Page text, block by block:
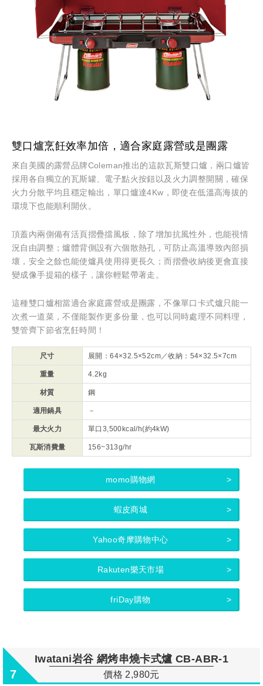
雙口爐烹飪效率加倍，適合家庭露營或是團露
來自美國的露營品牌Coleman推出的這款瓦斯雙口爐，兩口爐皆
採用各自獨立的瓦斯罐、電子點火按鈕以及火力調整開關，確保
火力分散平均且穩定輸出，單口爐達4Kw，即使在低溫高海拔的
環境下也能順利開伙。
頂蓋內兩側備有活頁摺疊擋風板，除了增加抗風性外，也能視情
況自由調整；爐體背側設有六個散熱孔，可防止高溫導致內部損
壞，安全之餘也能使爐具使用得更長久；而摺疊收納後更會直接
變成像手提箱的樣子，讓你輕鬆帶著走。
這種雙口爐相當適合家庭露營或是團露，不像單口卡式爐只能一
次煮一道菜，不僅能製作更多份量，也可以同時處理不同料理，
雙管齊下節省烹飪時間！
尺寸 展開：64×32.5×52cm／收納：54×32.5×7cm
重量 4.2kg
材質 鋼
適用鍋具 －
最大火力 單口3,500kcal/h(約4kW)
瓦斯消費量 156~313g/hr
momo購物網
蝦皮商城
Yahoo奇摩購物中心
Rakuten樂天市場
friDay購物
7
Iwatani岩谷 網烤串燒卡式爐 CB-ABR-1
價格 2,980元